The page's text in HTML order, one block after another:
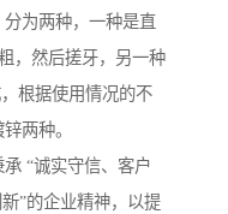
为两种，一种是直
，然后搓牙，另一种
根据使用情况的不
两种。
“诚实守信、客户
”的企业精神，以提